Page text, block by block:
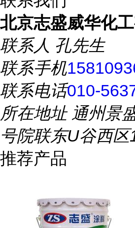
北京志盛威华化
联系人 孔先生
联系手机
联系电话010-
所在地址通州景
号院联东U谷西区
推荐产品